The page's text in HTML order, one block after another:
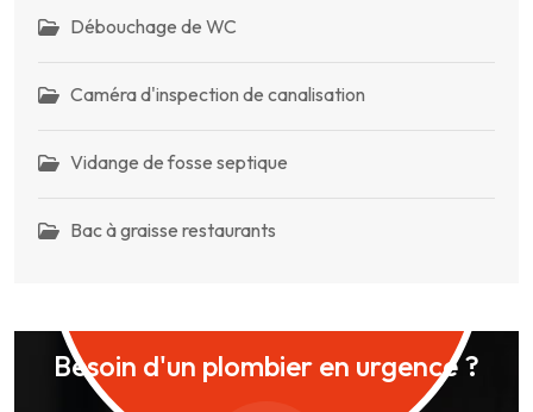
Débouchage de WC
Caméra d'inspection de canalisation
Vidange de fosse septique
Bac à graisse restaurants
Besoin d'un plombier en urgence ?